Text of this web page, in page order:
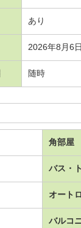
あり
2026年8月6日
随時
角部屋
バス・
オート
バルコ